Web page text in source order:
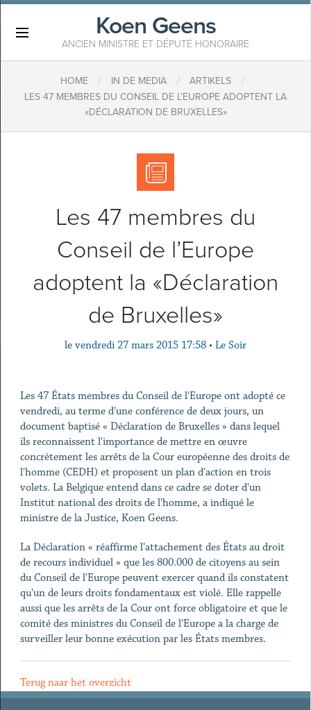
Koen Geens
ANCIEN MINISTRE ET DÉPUTÉ HONORAIRE
HOME / IN DE MEDIA / ARTIKELS /
LES 47 MEMBRES DU CONSEIL DE L’EUROPE ADOPTENT LA
«DÉCLARATION DE BRUXELLES»
Les 47 membres du
Conseil de l’Europe
adoptent la «Déclaration
de Bruxelles»
le vendredi 27 mars 2015 17:58 • Le Soir
Les 47 États membres du Conseil de l'Europe ont adopté ce
vendredi, au terme d'une conférence de deux jours, un
document baptisé « Déclaration de Bruxelles » dans lequel
ils reconnaissent l'importance de mettre en œuvre
concrètement les arrêts de la Cour européenne des droits de
l'homme (CEDH) et proposent un plan d'action en trois
volets. La Belgique entend dans ce cadre se doter d'un
Institut national des droits de l'homme, a indiqué le
ministre de la Justice, Koen Geens.
La Déclaration « réaffirme l'attachement des États au droit
de recours individuel » que les 800.000 de citoyens au sein
du Conseil de l'Europe peuvent exercer quand ils constatent
qu'un de leurs droits fondamentaux est violé. Elle rappelle
aussi que les arrêts de la Cour ont force obligatoire et que le
comité des ministres du Conseil de l'Europe a la charge de
surveiller leur bonne exécution par les États membres.
Terug naar het overzicht